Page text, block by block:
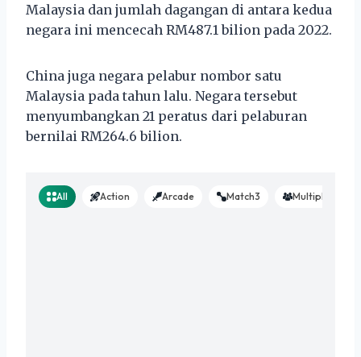
Malaysia dan jumlah dagangan di antara kedua
negara ini mencecah RM487.1 bilion pada 2022.
China juga negara pelabur nombor satu
Malaysia pada tahun lalu. Negara tersebut
menyumbangkan 21 peratus dari pelaburan
bernilai RM264.6 bilion.